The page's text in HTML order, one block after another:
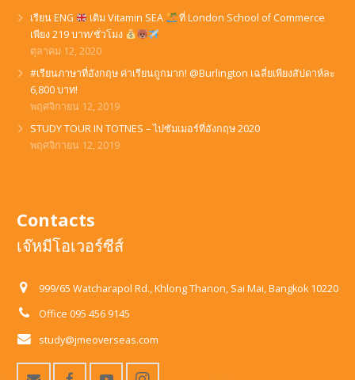
เรียน ENG เติม Vitamin SEA
ที่ London School of Commerce
เพียง 219 บาท/ชั่วโมง
ตุลาคม 12, 2020
#เรียนภาษาที่อังกฤษ ค่าเรียนถูกมาก! @Burlington เฉลี่ยเพียงสัปดาห์ละ
6,800 บาท!
พฤศจิกายน 12, 2019
STUDY TOUR IN TOTNES – ไปซัมเมอร์ที่อังกฤษ 2020
พฤศจิกายน 12, 2019
Contacts
เจ๊หมีโอเวอร์ซีส์
999/65 Watcharapol Rd., Khlong Thanon, Sai Mai, Bangkok 10220
Office 095 456 9145
study@jmeoverseas.com